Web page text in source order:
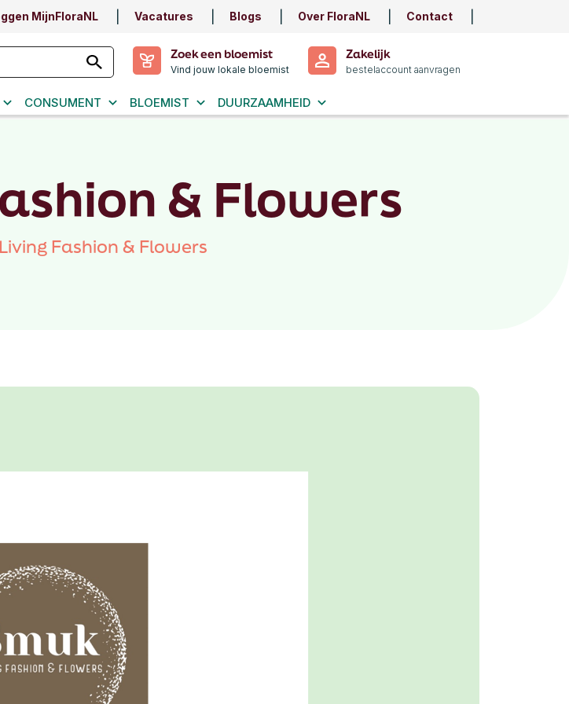
MijnFloraNL Vacatures Blogs Over FloraNL Contact
Zoek een bloemist
Vind jouw lokale bloemist
Zakelijk
bestelaccount aanvragen
CONSUMENT BLOEMIST DUURZAAMHEID
& Flowers
Fashion & Flowers